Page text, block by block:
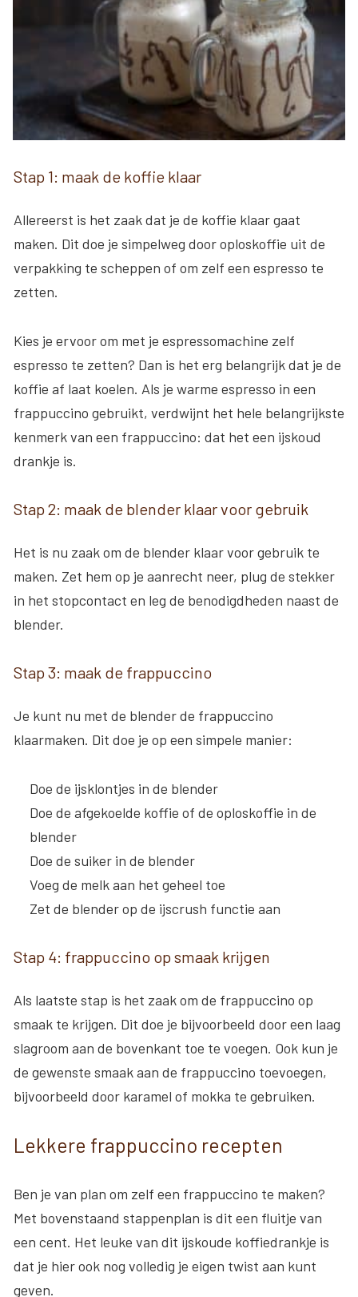
Stap 1: maak de koffie klaar
Allereerst is het zaak dat je de koffie klaar gaat
maken. Dit doe je simpelweg door oploskoffie uit de
verpakking te scheppen of om zelf een espresso te
zetten.
Kies je ervoor om met je espressomachine zelf
espresso te zetten? Dan is het erg belangrijk dat je de
koffie af laat koelen. Als je warme espresso in een
frappuccino gebruikt, verdwijnt het hele belangrijkste
kenmerk van een frappuccino: dat het een ijskoud
drankje is.
Stap 2: maak de blender klaar voor gebruik
Het is nu zaak om de blender klaar voor gebruik te
maken. Zet hem op je aanrecht neer, plug de stekker
in het stopcontact en leg de benodigdheden naast de
blender.
Stap 3: maak de frappuccino
Je kunt nu met de blender de frappuccino
klaarmaken. Dit doe je op een simpele manier:
Doe de ijsklontjes in de blender
Doe de afgekoelde koffie of de oploskoffie in de
blender
Doe de suiker in de blender
Voeg de melk aan het geheel toe
Zet de blender op de ijscrush functie aan
Stap 4: frappuccino op smaak krijgen
Als laatste stap is het zaak om de frappuccino op
smaak te krijgen. Dit doe je bijvoorbeeld door een laag
slagroom aan de bovenkant toe te voegen. Ook kun je
de gewenste smaak aan de frappuccino toevoegen,
bijvoorbeeld door karamel of mokka te gebruiken.
Lekkere frappuccino recepten
Ben je van plan om zelf een frappuccino te maken?
Met bovenstaand stappenplan is dit een fluitje van
een cent. Het leuke van dit ijskoude koffiedrankje is
dat je hier ook nog volledig je eigen twist aan kunt
geven.